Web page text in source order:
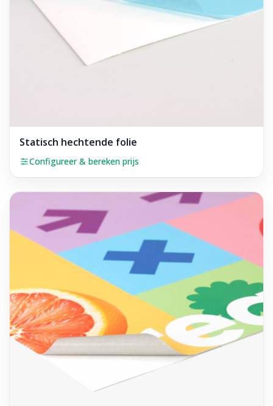
Statisch hechtende folie
Configureer & bereken prijs